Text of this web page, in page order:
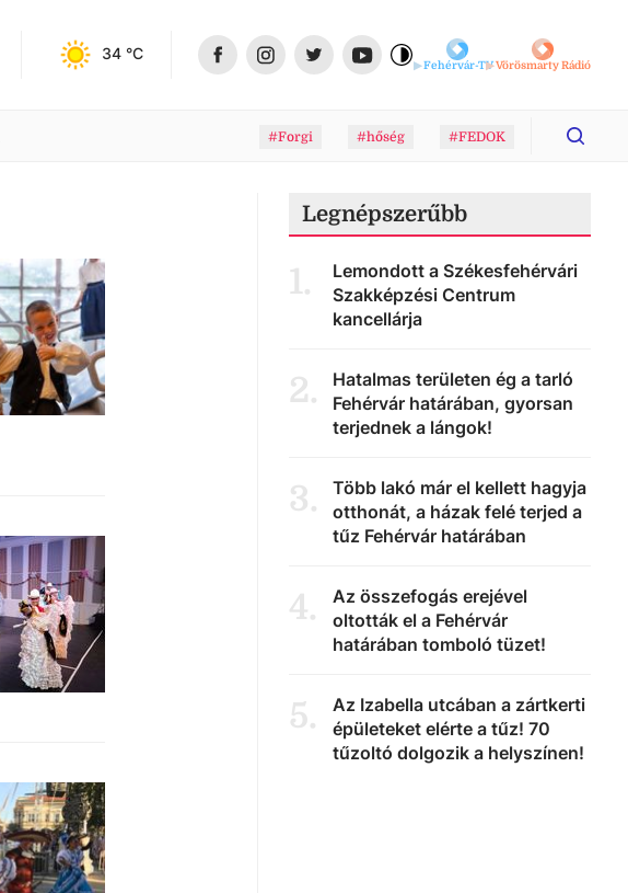
34 °C
Fehérvár-TVVörösmarty Rádió
#Forgi #hőség #FEDOK
Legnépszerűbb
1.
Lemondott a Székesfehérvári
Szakképzési Centrum
kancellárja
2.
Hatalmas területen ég a tarló
Fehérvár határában, gyorsan
terjednek a lángok!
3.
Több lakó már el kellett hagyja
otthonát, a házak felé terjed a
tűz Fehérvár határában
4.
Az összefogás erejével
oltották el a Fehérvár
határában tomboló tüzet!
5.
Az Izabella utcában a zártkerti
épületeket elérte a tűz! 70
tűzoltó dolgozik a helyszínen!